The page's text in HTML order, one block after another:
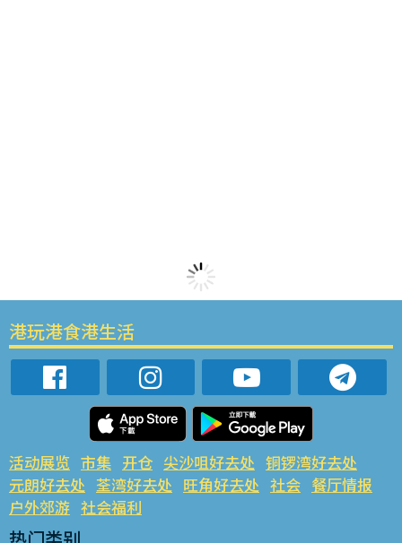
港玩港食港生活
活动展览 市集 开仓 尖沙咀好去处 铜锣湾好去处
元朗好去处 荃湾好去处 旺角好去处 社会 餐厅情报
户外郊游 社会福利